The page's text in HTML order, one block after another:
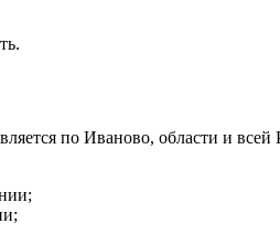
по Иваново, области и